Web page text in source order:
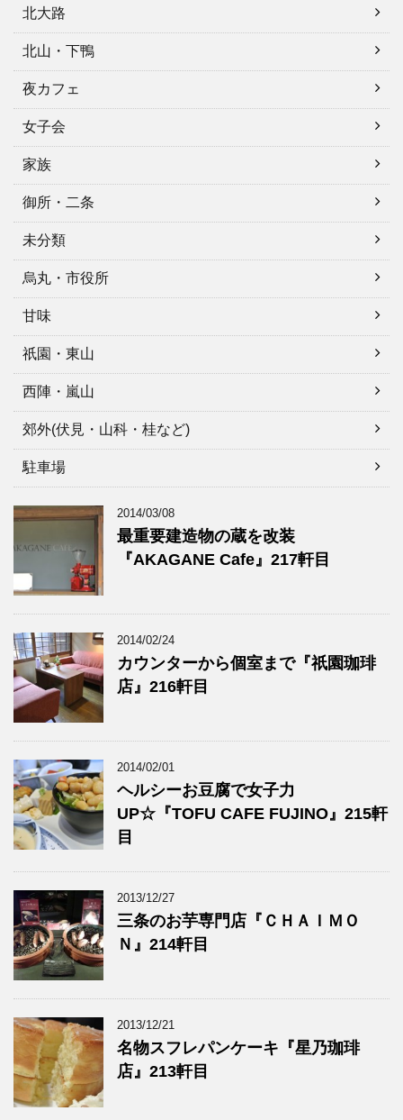
北大路
北山・下鴨
夜カフェ
女子会
家族
御所・二条
未分類
烏丸・市役所
甘味
祇園・東山
西陣・嵐山
郊外(伏見・山科・桂など)
駐車場
2014/03/08
最重要建造物の蔵を改装
『AKAGANE Cafe』217軒目
2014/02/24
カウンターから個室まで『祇園珈琲
店』216軒目
2014/02/01
ヘルシーお豆腐で女子力
UP☆『TOFU CAFE FUJINO』215軒
目
2013/12/27
三条のお芋専門店『ＣＨＡＩＭＯ
Ｎ』214軒目
2013/12/21
名物スフレパンケーキ『星乃珈琲
店』213軒目